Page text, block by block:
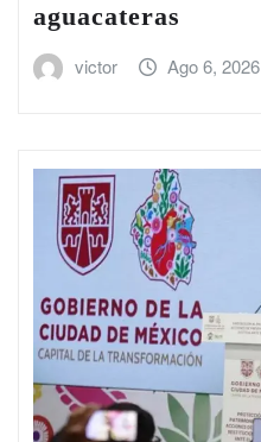
aguacateras
victor Ago 6, 2026